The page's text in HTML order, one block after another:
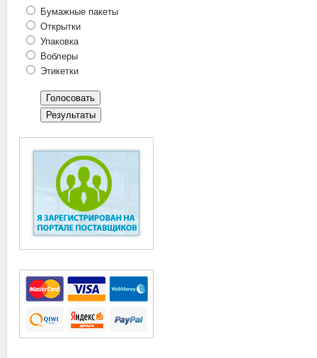
Бумажные пакеты
Открытки
Упаковка
Воблеры
Этикетки